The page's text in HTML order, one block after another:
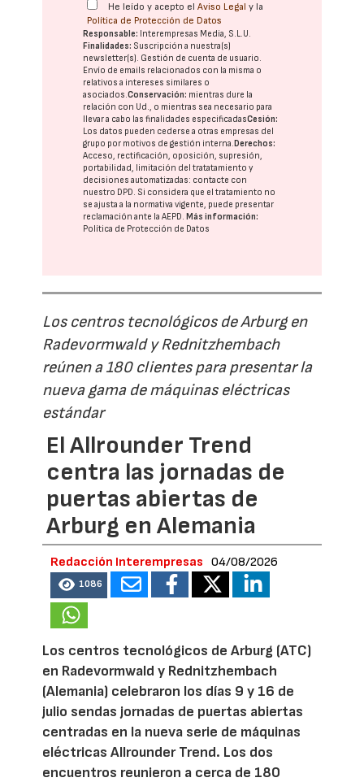
He leído y acepto elAviso Legal y la
Política de Protección de Datos
Responsable: Interempresas Media, S.L.U.
Finalidades: Suscripción a nuestra(s)
newsletter(s). Gestión de cuenta de usuario.
Envío de emails relacionados con la misma o
relativos a intereses similares o
asociados.Conservación: mientras dure la
relación con Ud., o mientras sea necesario para
llevar a cabo las finalidades especificadasCesión:
Los datos pueden cederse a otras empresas del
grupo por motivos de gestión interna. Derechos:
Acceso, rectificación, oposición, supresión,
portabilidad, limitación del tratatamiento y
decisiones automatizadas: contacte con
nuestro DPD. Si considera que el tratamiento no
se ajusta a la normativa vigente, puede presentar
reclamación ante laAEPD. Más información:
Política de Protección de Datos
Los centros tecnológicos de Arburg en
Radevormwald y Rednitzhembach
reúnen a 180 clientes para presentar la
nueva gama de máquinas eléctricas
estándar
El Allrounder Trend
centra las jornadas de
puertas abiertas de
Arburg en Alemania
Redacción Interempresas 04/08/2026
1086
Los centros tecnológicos de Arburg (ATC)
en Radevormwald y Rednitzhembach
(Alemania) celebraron los días 9 y 16 de
julio sendas jornadas de puertas abiertas
centradas en la nueva serie de máquinas
eléctricas Allrounder Trend. Los dos
encuentros reunieron a cerca de 180